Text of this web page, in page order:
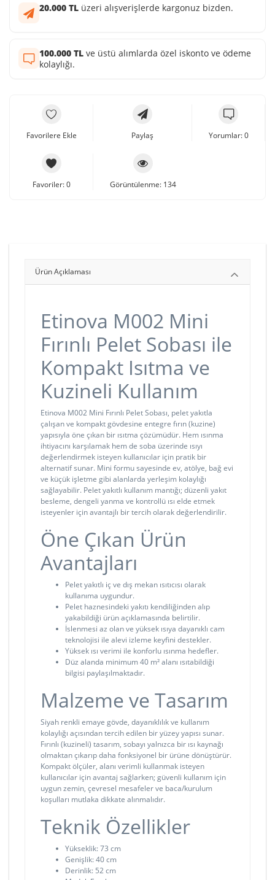
20.000 TL üzeri alışverişlerde kargonuz bizden.
100.000 TL ve üstü alımlarda özel iskonto ve ödeme
kolaylığı.
Favorilere Ekle Paylaş Yorumlar: 0
Favoriler: 0 Görüntülenme: 134
Ürün Açıklaması
Etinova M002 Mini
Fırınlı Pelet Sobası ile
Kompakt Isıtma ve
Kuzineli Kullanım
Etinova M002 Mini Fırınlı Pelet Sobası, pelet yakıtla
çalışan ve kompakt gövdesine entegre fırın (kuzine)
yapısıyla öne çıkan bir ısıtma çözümüdür. Hem ısınma
ihtiyacını karşılamak hem de soba üzerinde ısıyı
değerlendirmek isteyen kullanıcılar için pratik bir
alternatif sunar. Mini formu sayesinde ev, atölye, bağ evi
ve küçük işletme gibi alanlarda yerleşim kolaylığı
sağlayabilir. Pelet yakıtlı kullanım mantığı; düzenli yakıt
besleme, dengeli yanma ve kontrollü ısı elde etmek
isteyenler için avantajlı bir tercih olarak değerlendirilir.
Öne Çıkan Ürün
Avantajları
Pelet yakıtlı iç ve dış mekan ısıtıcısı olarak
kullanıma uygundur.
Pelet haznesindeki yakıtı kendiliğinden alıp
yakabildiği ürün açıklamasında belirtilir.
İslenmesi az olan ve yüksek ısıya dayanıklı cam
teknolojisi ile alevi izleme keyfini destekler.
Yüksek ısı verimi ile konforlu ısınma hedefler.
Düz alanda minimum 40 m² alanı ısıtabildiği
bilgisi paylaşılmaktadır.
Malzeme ve Tasarım
Siyah renkli emaye gövde, dayanıklılık ve kullanım
kolaylığı açısından tercih edilen bir yüzey yapısı sunar.
Fırınlı (kuzineli) tasarım, sobayı yalnızca bir ısı kaynağı
olmaktan çıkarıp daha fonksiyonel bir ürüne dönüştürür.
Kompakt ölçüler, alanı verimli kullanmak isteyen
kullanıcılar için avantaj sağlarken; güvenli kullanım için
uygun zemin, çevresel mesafeler ve baca/kurulum
koşulları mutlaka dikkate alınmalıdır.
Teknik Özellikler
Yükseklik: 73 cm
Genişlik: 40 cm
Derinlik: 52 cm